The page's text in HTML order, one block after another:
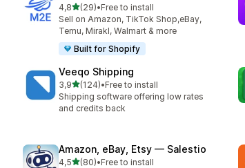
4,85 yıldız üzerinden
(29)
toplam 29 değerlendirme
•Free to install
Sell on Amazon, TikTok Shop,eBay,
Temu, Mirakl, Walmart & more
Built for Shopify
Veeqo Shipping
3,95 yıldız üzerinden
(124)
toplam 124 değerlendirme
•Free to install
Shipping software offering low rates
and credits back
Amazon, eBay, Etsy — Salestio
4,55 yıldız üzerinden
(80)•Free to install